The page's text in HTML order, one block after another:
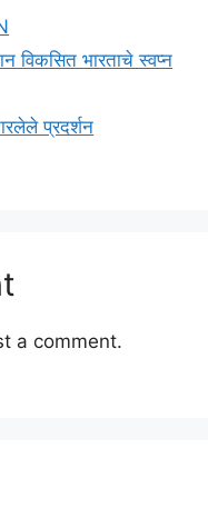
विकसित भारताचे स्वप्न
प्रदर्शन
a comment.